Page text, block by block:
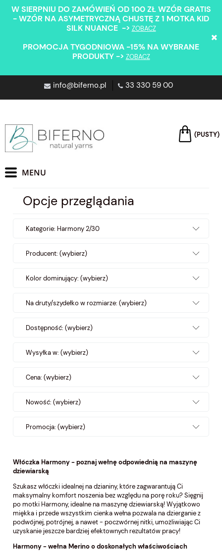
W SIERPNIU DO ZAMÓWIEŃ OD 100 ZŁ WZÓR GRATIS
- WZÓR NA ASYMETRYCZNĄ CHUSTĘ Z 1 MOTKA KID
SILK NUANCE -> ZOBACZ
PROMOCJA TYGODNIOWA -15% NA WYBRANE
PRODUKTY -> ZOBACZ
info@biferno.pl 33 330 59 00
(PUSTY)
Opcje przeglądania
Kategorie: Harmony 2/30
Producent: (wybierz)
Kolor dominujący: (wybierz)
Na druty/szydełko w rozmiarze: (wybierz)
Dostępność: (wybierz)
Wysyłka w: (wybierz)
Cena: (wybierz)
Nowość: (wybierz)
Promocja: (wybierz)
Włóczka Harmony- poznaj wełnę odpowiednią na maszynę
dziewiarską
Szukasz włóczki idealnej na dzianiny, które zagwarantują Ci
maksymalny komfort noszenia bez względu na porę roku? Sięgnij
po motki Harmony, idealne na maszynę dziewiarską! Wyjątkowo
miękka i przede wszystkim cienka wełna pozwala na dzierganie z
podwójnej, potrójnej, a nawet - poczwórnej nitki, umożliwiając Ci
uzyskanie jeszcze bardziej efektownych rezultatów pracy!
Harmony- wełna Merinoo doskonałych właściwościach